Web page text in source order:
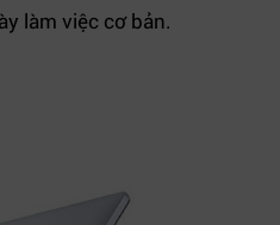
làm việc cơ bản.